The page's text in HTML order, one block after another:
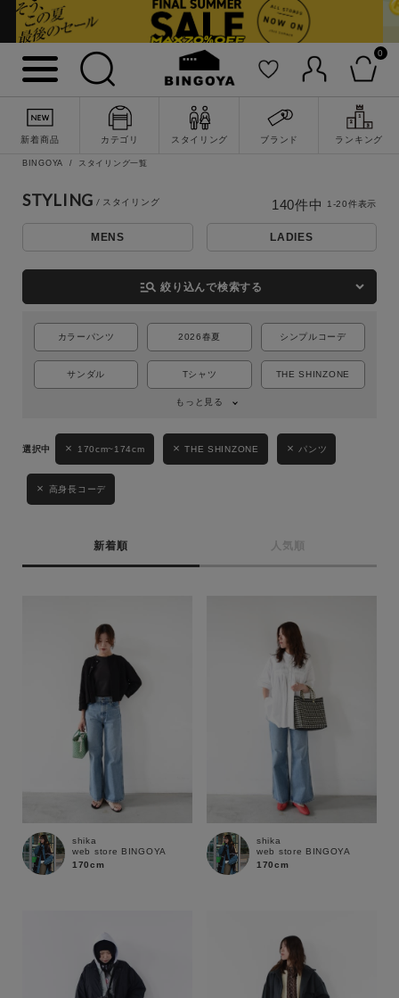
0
新着商品 カテゴリ スタイリング ブランド ランキング
詳細検索
BINGOYA スタイリング一覧
STYLING
MENS LADIES
manage_search 絞り込んで検索する
カラーパンツ 2026春夏 シンプルコーデ
サンダル Tシャツ THE SHINZONE
もっと見る
170cm~174cm THE SHINZONE パンツ
高身長コーデ
新着順 人気順
140件中 1-20件表示
shika
web store BINGOYA
170cm
shika
web store BINGOYA
170cm